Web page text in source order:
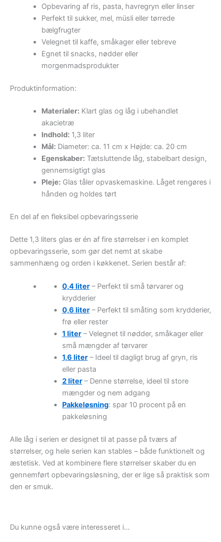
Opbevaring af ris, pasta, havregryn eller linser
Perfekt til sukker, mel, müsli eller tørrede
bælgfrugter
Velegnet til kaffe, småkager eller tebreve
Egnet til snacks, nødder eller
morgenmadsprodukter
Produktinformation:
Materialer:Klart glas og låg i ubehandlet
akacietræ
Indhold:1,3 liter
Mål:Diameter: ca. 11 cm x Højde: ca. 20 cm
Egenskaber:Tætsluttende låg, stabelbart design,
gennemsigtigt glas
Pleje:Glas tåler opvaskemaskine. Låget rengøres i
hånden og holdes tørt
En del af en fleksibel opbevaringsserie
Dette 1,3 liters glas er én af fire størrelser i en komplet
opbevaringsserie, som gør det nemt at skabe
sammenhæng og orden i køkkenet. Serien består af:
0,4 liter– Perfekt til små tørvarer og
krydderier
0,6 liter– Perfekt til småting som krydderier,
frø eller rester
1 liter– Velegnet til nødder, småkager eller
små mængder af tørvarer
1,6 liter– Ideel til dagligt brug af gryn, ris
eller pasta
2 liter– Denne størrelse, ideel til store
mængder og nem adgang
Pakkeløsning: spar 10 procent på en
pakkeløsning
Alle låg i serien er designet til at passe på tværs af
størrelser, og hele serien kan stables – både funktionelt og
æstetisk. Ved at kombinere flere størrelser skaber du en
gennemført opbevaringsløsning, der er lige så praktisk som
den er smuk.
Du kunne også være interesseret i…